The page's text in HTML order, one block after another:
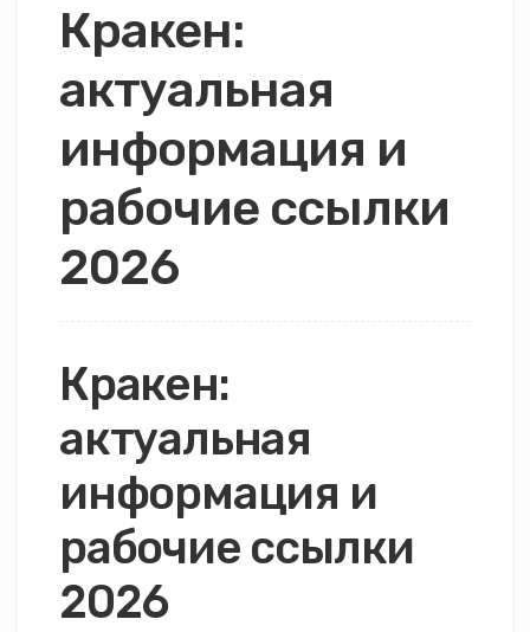
Кракен:
актуальная
информация и
рабочие ссылки
2026
Кракен:
актуальная
информация и
рабочие ссылки
2026